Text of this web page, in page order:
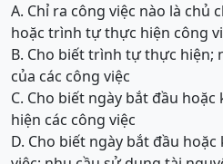
A. Chỉ ra công việc nào là chủ
hoặc trình tự thực hiện công
B. Cho biết trình tự thực hiện;
của các công việc
C. Cho biết ngày bắt đầu
hiện các công việc
D. Cho biết ngày bắt đầu